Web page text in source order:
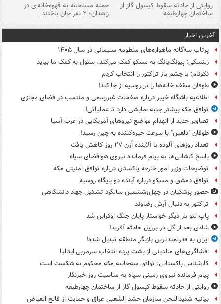
روایتی از حادثه سقوط کپسول گاز از
ساختمان چهارطبقه
حمله مسلحانه به قهوه‌خانه‌ای در
زاهدان؛ ۲ نفر جان باختند
آخرین اخبار
پرتاب سه‌گانه ماهواره‌های منظومه سلیمانی در سال ۱۴۰۵
زلنسکی: پیونگ‌یانگ به مسکو کمک می‌کند، سئول به کمک ما بیاید
نکونام: با چشم باز تراکتور را انتخاب کردم
طوفان سقف خانه‌ها را در روسیه از جا ‌کند!
اطلاعیه باشگاه خیبر درباره صفحات غیررسمی و منتسب در فضای مجازی
توافق مکه بیشتر جنبه نمایشی دارد تا عملیاتی!
تصاویر جدید از انهدام مواضع نیروهای آمریکایی در غرب آسیا
طوفان "دلفین" با سرعت خیره‌کننده به چین رسید!
تعداد روزهای آلوده با آلاینده اُزن ۲۷ روز کاهش یافت
پاسخ کاشانی‌ها به پیام فرمانده نیروی هوافضای سپاه
توضیحات وزیر امور خارجه پاکستان درباره توافق امنیتی مکه
توافق دمشق و مسکو درباره آینده دو پایگاه روسیه
حضور پزشکیان در چهل‌وششمین سالگرد تشکیل جهاد دانشگاهی
تراکتور به دنبال آرش رضاوند
پاپ لئو بار دیگر خواستار پایان جنگ اوکراین شد
شادی بعد از گل در برزیل حادثه آفرید!
ایران به قدرتمندترین بازیگرِ منطقه تبدیل شده!
افشاگری‌های مالدینی از پشت پرده انتخاب سرمربی ایتالیا
کارشناس پاکستانی: توافق سه‌جانبه مکه محکوم به شکست است
پیام فرمانده نیروی زمینی سپاه به مناسبت روز خبرنگار
روایتی از حادثه سقوط کپسول گاز از ساختمان چهارطبقه
بیانیه شدیداللحن سازمان حشد الشعبی عراق و حمایت از فالح الفیاض